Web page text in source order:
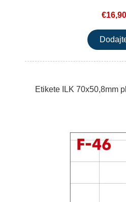
€16,90
Etikete ILK 70x50,8mm